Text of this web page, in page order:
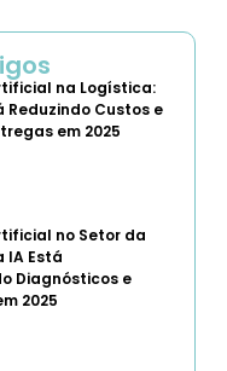
na Logística:
Reduzindo Custos e
em 2025
no Setor da
IA Está
Diagnósticos e
2025